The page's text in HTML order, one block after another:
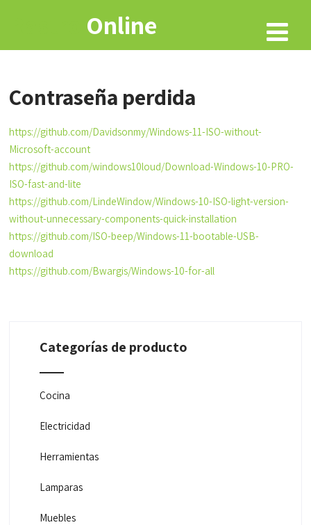
Online
Contraseña perdida
https://github.com/Davidsonmy/Windows-11-ISO-without-
Microsoft-account
https://github.com/windows10loud/Download-Windows-10-PRO-
ISO-fast-and-lite
https://github.com/LindeWindow/Windows-10-ISO-light-version-
without-unnecessary-components-quick-installation
https://github.com/ISO-beep/Windows-11-bootable-USB-
download
https://github.com/Bwargis/Windows-10-for-all
Categorías de producto
Cocina
Electricidad
Herramientas
Lamparas
Muebles